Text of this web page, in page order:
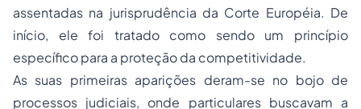
assentadas na jurisprudência da Corte Européia. De
início, ele foi tratado como sendo um princípio
específico para a proteção da competitividade.
As suas primeiras aparições deram-se no bojo de
processos judiciais, onde particulares buscavam a